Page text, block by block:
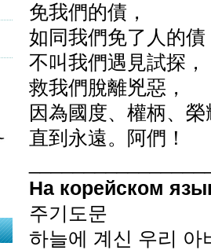
免我們的債，
如同我們免了人的債
不叫我們遇見試探，
救我們脫離兇惡，
因為國度、權柄、
直到永遠。阿們！
На корейском
주기도문
하늘에 계신 우리 아